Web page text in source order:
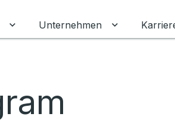
Untermenü für Privatkunden
Unternehmen Untermenü